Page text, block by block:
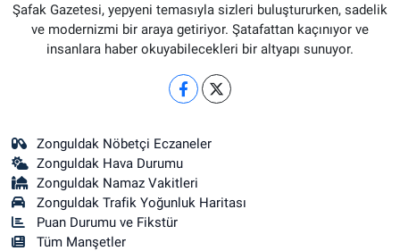
Şafak Gazetesi, yepyeni temasıyla sizleri buluştururken, sadelik
ve modernizmi bir araya getiriyor. Şatafattan kaçınıyor ve
insanlara haber okuyabilecekleri bir altyapı sunuyor.
Zonguldak Nöbetçi Eczaneler
Zonguldak Hava Durumu
Zonguldak Namaz Vakitleri
Zonguldak Trafik Yoğunluk Haritası
Puan Durumu ve Fikstür
Tüm Manşetler